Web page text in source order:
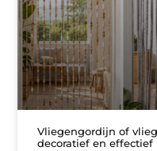
Vliegengordijn of
decoratief en effectief